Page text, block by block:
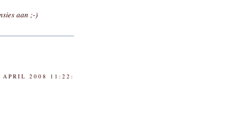
aan ;-)
APRIL 2008 11:22: